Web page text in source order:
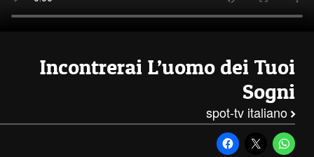
Incontrerai L’uomo dei Tuoi
Sogni
spot-tv italiano